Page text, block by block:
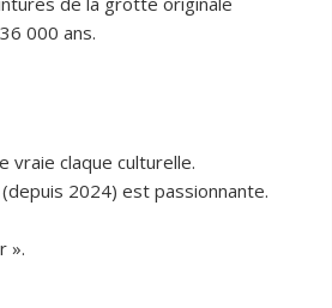
000 ans.
vraie claque culturelle.
2024) est passionnante.
».